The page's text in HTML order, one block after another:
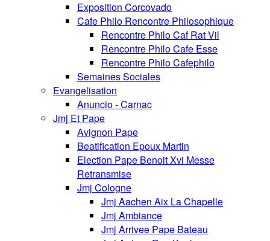
Exposition Corcovado
Cafe Philo Rencontre Philosophique
Rencontre Philo Caf Rat Vil
Rencontre Philo Cafe Esse
Rencontre Philo Cafephilo
Semaines Sociales
Evangelisation
Anuncio - Carnac
Jmj Et Pape
Avignon Pape
Beatification Epoux Martin
Election Pape Benoit Xvi Messe
Retransmise
Jmj Cologne
Jmj Aachen Aix La Chapelle
Jmj Ambiance
Jmj Arrivee Pape Bateau